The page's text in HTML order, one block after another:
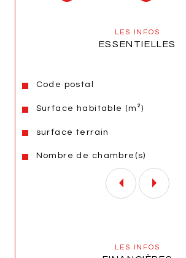
LES INFOS
ESSENTIELLES
Caractéristiques Valeurs
Code postal
Surface habitable (m²)
surface terrain
Nombre de chambre(s)
j.dorchy@globalimmobilier.immo
Les informations sur les risques
LES INFOS